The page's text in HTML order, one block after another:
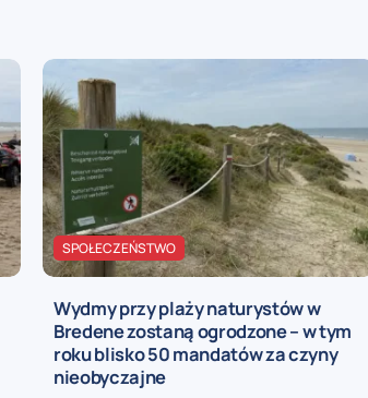
SPOŁECZEŃSTWO
Wydmy przy plaży naturystów w
Bredene zostaną ogrodzone – w tym
roku blisko 50 mandatów za czyny
nieobyczajne